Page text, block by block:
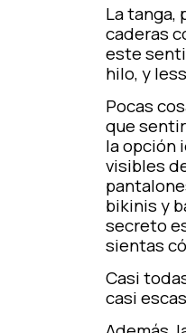
La tanga,
caderas
este
hilo, y
Pocas
que
la opción
visibles
bikinis y
secreto
sientas
Casi
casi